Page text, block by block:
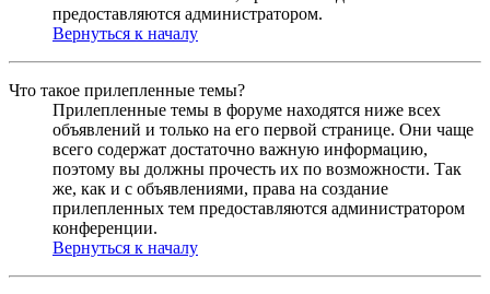
предоставляются администратором.
Вернуться к началу
Что такое прилепленные темы?
Прилепленные темы в форуме находятся ниже всех
объявлений и только на его первой странице. Они чаще
всего содержат достаточно важную информацию,
поэтому вы должны прочесть их по возможности. Так
же, как и с объявлениями, права на создание
прилепленных тем предоставляются администратором
конференции.
Вернуться к началу